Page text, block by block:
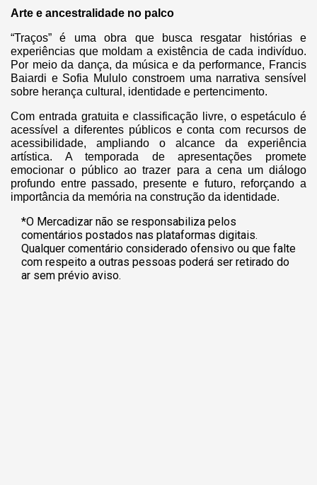
Arte e ancestralidade no palco
“Traços” é uma obra que busca resgatar histórias e
experiências que moldam a existência de cada indivíduo.
Por meio da dança, da música e da performance, Francis
Baiardi e Sofia Mululo constroem uma narrativa sensível
sobre herança cultural, identidade e pertencimento.
Com entrada gratuita e classificação livre, o espetáculo é
acessível a diferentes públicos e conta com recursos de
acessibilidade, ampliando o alcance da experiência
artística. A temporada de apresentações promete
emocionar o público ao trazer para a cena um diálogo
profundo entre passado, presente e futuro, reforçando a
importância da memória na construção da identidade.
*O Mercadizar não se responsabiliza pelos
comentários postados nas plataformas digitais.
Qualquer comentário considerado ofensivo ou que falte
com respeito a outras pessoas poderá ser retirado do
ar sem prévio aviso.